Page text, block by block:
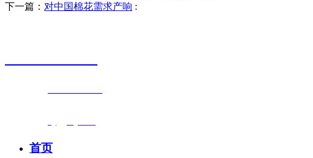
下一篇： 对中国棉花需求产响 :
首页